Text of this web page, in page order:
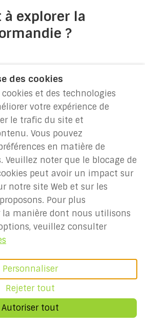
à explorer la
?
DIRECTEMENT
TOUS LES BLOGS
nous pour plus :
de lamas, de réels de
conseils sur la Normandie
aventures quotidiennes ici :
| Instagram | TikTok
des cookies
et des technologies
votre expérience de
le trafic du site et
Vous pouvez
en matière de
Veuillez noter que le blocage de
peut avoir un impact sur
notre site Web et sur les
Pour plus
manière dont nous utilisons
veuillez consulter
Personnaliser
Rejeter tout
Autoriser tout